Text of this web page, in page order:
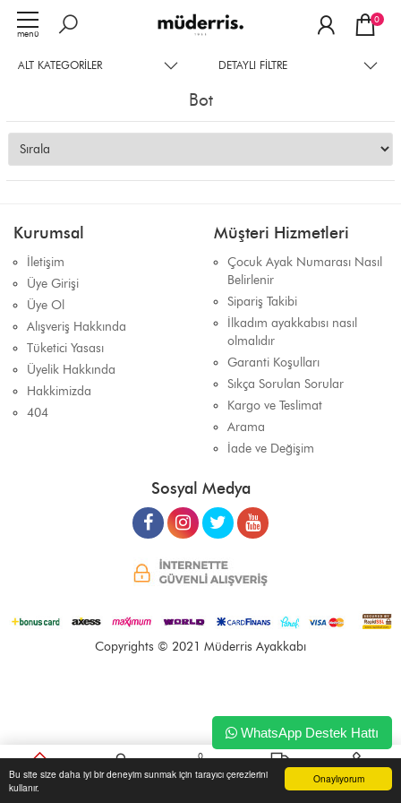
Onaylıyorum
Bu site size daha iyi bir deneyim sunmak için tarayıcı çerezlerini
kullanır.
menü
0
ALT KATEGORILER DETAYLI FILTRE
Bot
Kurumsal
İletişim
Üye Girişi
Üye Ol
Alışveriş Hakkında
Tüketici Yasası
Üyelik Hakkında
Hakkimizda
404
Müşteri Hizmetleri
Çocuk Ayak Numarası Nasıl
Belirlenir
Sipariş Takibi
İlkadım ayakkabısı nasıl
olmalıdır
Garanti Koşulları
Sıkça Sorulan Sorular
Kargo ve Teslimat
Arama
İade ve Değişim
Sosyal Medya
Copyrights © 2021 Müderris Ayakkabı
Anasayfa Üye Girişi
0
Sipariş Takibi İletişim
WhatsApp Destek Hattı